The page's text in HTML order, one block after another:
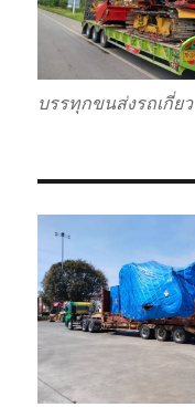
บรรทุกขนส่งรถเกี่ยว